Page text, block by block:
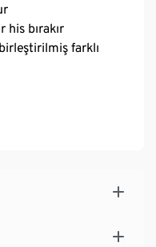
bırakır
farklı
malzeme –